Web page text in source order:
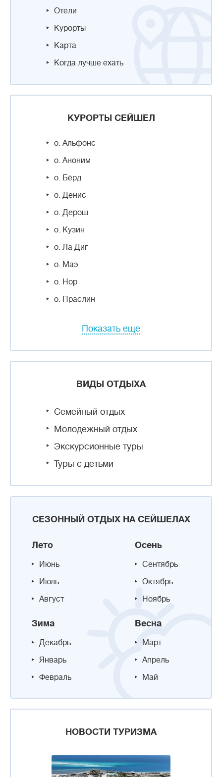
Отели
Курорты
Карта
Когда лучше ехать
КУРОРТЫ СЕЙШЕЛ
о. Альфонс
о. Аноним
о. Бёрд
о. Денис
о. Дерош
о. Кузин
о. Ла Диг
о. Маэ
о. Нор
о. Праслин
Показать еще
ВИДЫ ОТДЫХА
Семейный отдых
Молодежный отдых
Экскурсионные туры
Туры с детьми
СЕЗОННЫЙ ОТДЫХ НА СЕЙШЕЛАХ
Лето
Июнь
Июль
Август
Осень
Сентябрь
Октябрь
Ноябрь
Зима
Декабрь
Январь
Февраль
Весна
Март
Апрель
Май
НОВОСТИ ТУРИЗМА